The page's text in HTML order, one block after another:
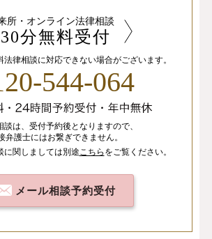
所・オンライン法律相談
30分無料受付
法律相談に対応できない場合がございます。
544-064
は、 受付予約後となりますので、
弁護士にはお繋ぎできません。
に関しましては別途 こちらをご覧ください。
メール相談予約受付